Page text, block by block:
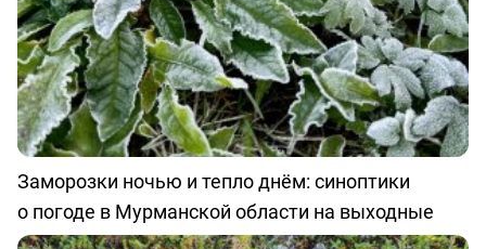
Заморозки ночью и тепло днём: синоптики
о погоде в Мурманской области на выходные